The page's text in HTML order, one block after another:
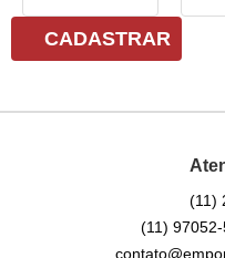
CADASTRAR
(11)
(11)